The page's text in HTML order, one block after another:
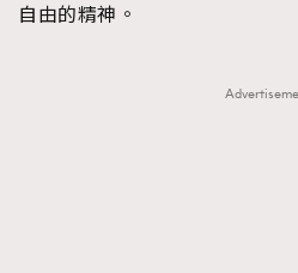
自由的精神。